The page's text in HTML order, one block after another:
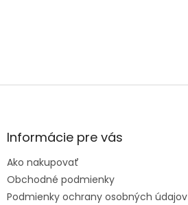
Z
ä
e
Informácie pre vás
Ako nakupovať
Obchodné podmienky
Podmienky ochrany osobných údajov